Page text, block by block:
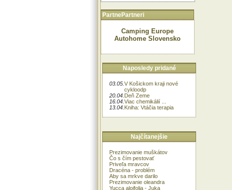
PartnePartneri
Camping Europe
Autohome Slovensko
Naposledy pridané
03.05. V Košickom kraji nové
cykloodp
20.04. Deň Zeme
16.04. Viac chemikálií ...
13.04. Kniha: Vtáčia terapia
Najčítanejšie
Prezimovanie muškátov
Čo s čím pestovať
Priveľa mravcov
Dracéna - problém
Aby sa mrkve darilo
Prezimovanie oleandra
Yucca aloifolia - Juka